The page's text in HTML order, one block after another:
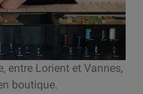
entre Lorient et Vannes,
boutique.